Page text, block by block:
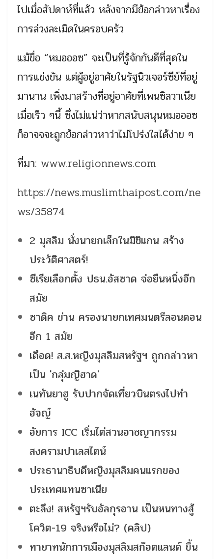
ไปเมื่อสัปดาห์ที่แล้ว หลังจากมีข้อกล่าวหาเรื่อง
การล่วงละเมิดในครอบครัว
แม้ขื่อ “หมอออซ” จะเป็นที่รู้จักกันดีที่สุดใน
การแข่งขัน แต่ผู้อยู่อาศัยในรัฐนิวเจอร์ซีย์ที่อยู่
มานาน เพิ่งมาสร้างที่อยู่อาศัยที่เพนซิลวาเนีย
เมื่อเร็ว ๆนี้ ซึ่งไม่แน่ว่าหากสนับสนุนหมอออซ
ก็อาจจจะถูกข้อกล่าวหาว่าไม่โปร่งใสได้ง่าย ๆ
ที่มา: www.religionnews.com
https://news.muslimthaipost.com/ne
ws/35874
2 มุสลิม นั่งนายกเล็กในมิชิแกน สร้าง
ประวัติศาสตร์!
ซีเรียเลือกตั้ง ปธน.อัสซาด จ่อยืนหนึ่งอีก
สมัย
ซาดิค ข่าน ครองนายกเทศมนตรีลอนดอน
อีก 1 สมัย
เดือด! ส.ส.หญิงมุสลิมสหรัฐฯ ถูกกล่าวหา
เป็น 'กลุ่มญิฮาด'
เนทันยาฮู รับปากจัดเที่ยวบินตรงไปทำ
ฮัจญ์
อัยการ ICC เริ่มไต่สวนอาชญากรรม
สงครามปาเลสไตน์
ประธานาธิบดีหญิงมุสลิมคนแรกของ
ประเทศแทนซาเนีย
ตะลึง! สหรัฐฯรับอัลกุรอาน เป็นหนทางสู้
โควิต-19 จริงหรือไม่? (คลิป)
ทายาทนักการเมืองมุสลิมสก๊อตแลนด์ ขึ้น